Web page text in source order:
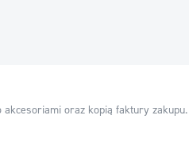
oraz kopią faktury zakupu.